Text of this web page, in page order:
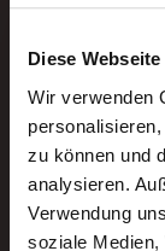
Diese
Wir verwenden
zu können und
analysieren.
Verwendung
soziale Medien,
Ein